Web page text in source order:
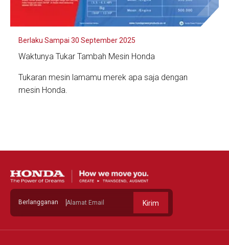
Berlaku Sampai 30 September 2025
Waktunya Tukar Tambah Mesin Honda
Tukaran mesin lamamu merek apa saja dengan
mesin Honda.
Berlangganan Kirim